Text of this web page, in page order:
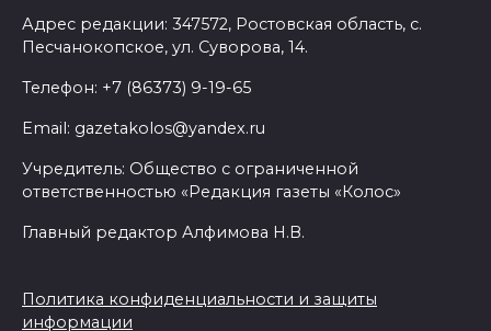
стать городом с населением
под 2 млн человек
07 августа 2026 15:22
В Ростове на озере Лесном
утонул 43-летний мужчина
жары проезжую часть
федеральных трасс поливают
Адрес редакции: 347572, Ростовская область, с.
Песчанокопское, ул. Суворова, 14.
Телефон: +7 (86373) 9-19-65
Email: gazetakolos@yandex.ru
Учредитель: Общество с ограниченной
ответственностью «Редакция газеты «Колос»
Главный редактор Алфимова Н.В.
Политика конфиденциальности и защиты
информации